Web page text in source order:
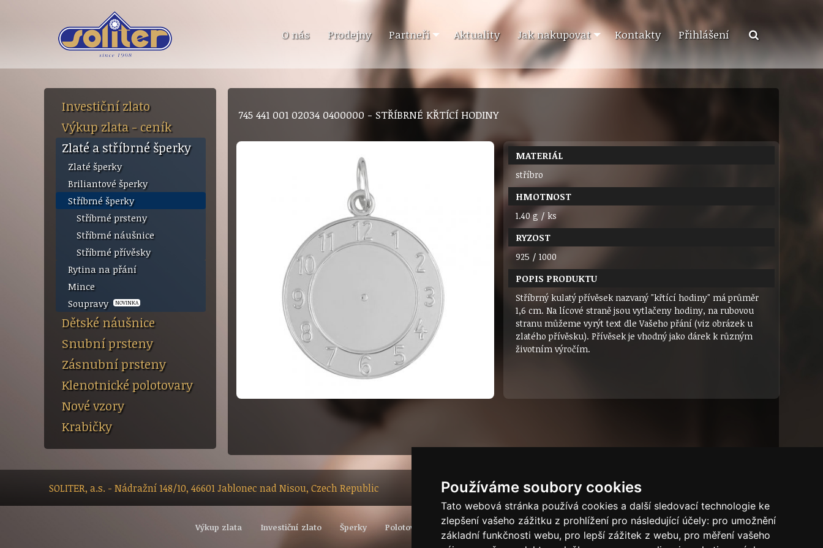
Používáme soubory cookies
Tato webová stránka používá cookies a další sledovací technologie ke
zlepšení vašeho zážitku z prohlížení pro následující účely: pro umožnění
základní funkčnosti webu, pro lepší zážitek z webu, pro měření vašeho
O nás Prodejny Partneři Aktuality Jak nakupovat Kontakty Přihlášení
Investiční zlato
Výkup zlata - ceník
Zlaté a stříbrné šperky
Zlaté šperky
Briliantové šperky
Stříbrné šperky
Stříbrné prsteny
Stříbrné náušnice
Stříbrné přívěsky
Rytina na přání
Mince
Soupravy
NOVINKA
Dětské náušnice
Snubní prsteny
Zásnubní prsteny
Klenotnické polotovary
Nové vzory
Krabičky
745 441 001 02034 0400000 - STŘÍBRNÉ KŘTÍCÍ HODINY
MATERIÁL
stříbro
HMOTNOST
1.40 g / ks
RYZOST
925 / 1000
POPIS PRODUKTU
Stříbrný kulatý přívěsek nazvaný "křtící hodiny" má průměr
1,6 cm. Na lícové straně jsou vytlačeny hodiny, na rubovou
stranu můžeme vyrýt text dle Vašeho přání (viz obrázek u
zlatého přívěsku). Přívěsek je vhodný jako dárek k různým
životním výročím.
SOLITER, a.s. - Nádražní 148/10, 46601 Jablonec nad Nisou, Czech Republic Dárkový certifikát
Výkup zlata Investiční zlato Šperky Polotovary Vývoj světové ceny zlata Puncovní značky